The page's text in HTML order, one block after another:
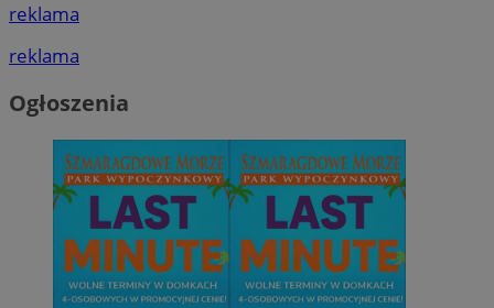
reklama
reklama
Ogłoszenia